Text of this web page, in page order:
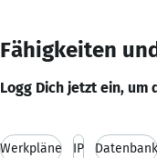
Fähigkeiten
Logg Dich jetzt ein, um
Werkpläne IP Datenbank